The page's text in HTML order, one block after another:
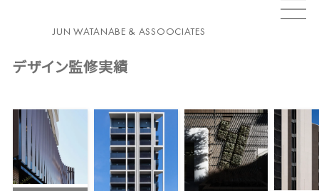
JUN WATANABE & ASSOOCIATES
TOP
NEWS
AWARDS
PUBLICATIONS
SERVICES
LINK
CONTACT
RECRUIT
安比高原牧場牛舎
デザイン監修実績